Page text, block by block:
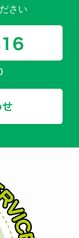
さい